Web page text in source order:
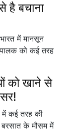
है बचाना
में मानसून
को कई तरह
को खाने से
कई तरह की
बरसात के मौसम में